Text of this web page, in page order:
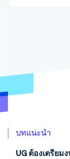
Radar
ดูว่า Stripe
รับชมเลย
บทแนะนำ
UG ต้องเตรียม